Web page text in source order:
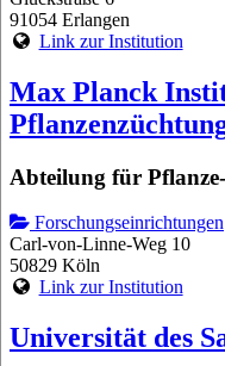
91054 Erlangen
Link zur Institution
Max Planck
Abteilung für
Forschungseinrichtungen
Carl-von-Linne-Weg 10
50829 Köln
Link zur Institution
Universität des